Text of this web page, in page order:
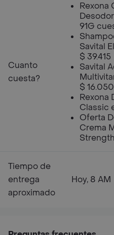
Cuanto
cuesta?
Rexona
91G
Savital
$ 39.415
Savital
$ 16.050
Rexona
Classic
Oferta
Crema
Tiempo de
entrega
aproximado
Hoy, 8 AM